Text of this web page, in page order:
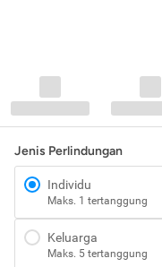
Jenis Perlindungan
Individu
Maks. 1 tertanggung
Keluarga
Maks. 5 tertanggung